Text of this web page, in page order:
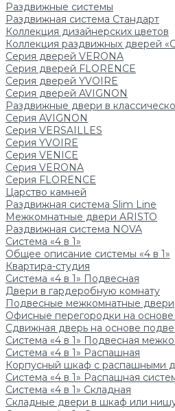
Раздвижные системы
Раздвижная система Стандарт
Коллекция дизайнерских цветов
Коллекция раздвижных дверей
Серия дверей VERONA
Серия дверей FLORENCE
Серия дверей YVOIRE
Серия дверей AVIGNON
Раздвижные двери в
Серия AVIGNON
Серия VERSAILLES
Серия YVOIRE
Серия VENICE
Серия VERONA
Серия FLORENCE
Царство камней
Раздвижная система Slim Line
Межкомнатные двери ARISTO
Раздвижная система NOVA
Система «4 в 1»
Общее описание системы «4 в 1»
Квартира-студия
Система «4 в 1» Подвесная
Двери в гардеробную комнату
Подвесные межкомнатные двери
Офисные перегородки на основе
Сдвижная дверь на основе
Система «4 в 1» Подвесная
Система «4 в 1» Распашная
Корпусный шкаф с распашными
Система «4 в 1» Распашная
Система «4 в 1» Складная
Складные двери в шкаф или